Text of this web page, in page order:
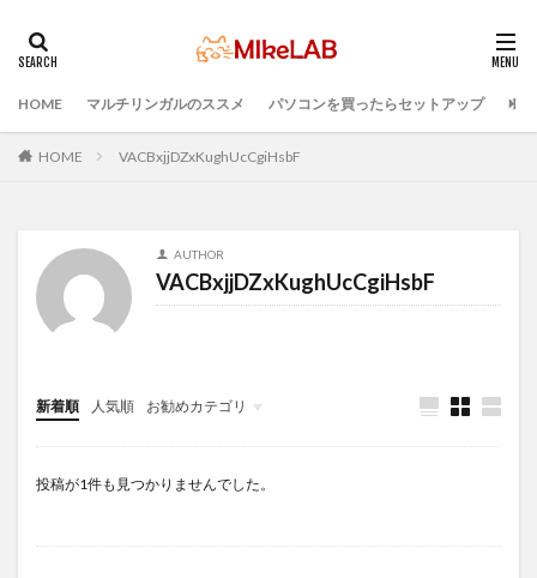
HOME マルチリンガルのススメ パソコンを買ったらセットアップ プ
HOME VACBxjjDZxKughUcCgiHsbF
AUTHOR
VACBxjjDZxKughUcCgiHsbF
新着順 人気順 お勧めカテゴリ
Infomation
投稿が1件も見つかりませんでした。
タグ
どれがいい 選ぶ PCセットアップ
PC準備
プログラミング準備
セキュリティ対策ソフト
Visual Studio Code